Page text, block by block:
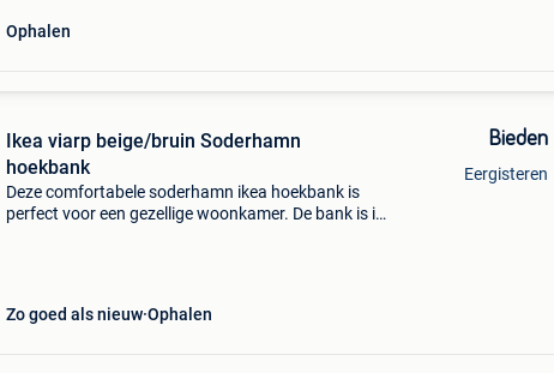
Ophalen
Ikea viarp beige/bruin Soderhamn
hoekbank
Deze comfortabele soderhamn ikea hoekbank is
perfect voor een gezellige woonkamer. De bank is in
Zo goed als nieuw Ophalen
Bieden
Eergisteren